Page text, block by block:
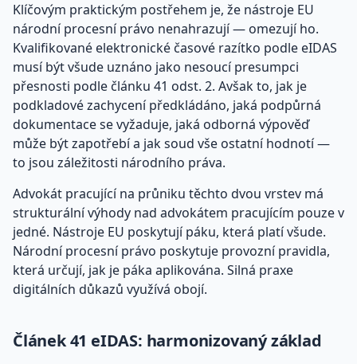
Klíčovým praktickým postřehem je, že nástroje EU
národní procesní právo nenahrazují — omezují ho.
Kvalifikované elektronické časové razítko podle eIDAS
musí být všude uznáno jako nesoucí presumpci
přesnosti podle článku 41 odst. 2. Avšak to, jak je
podkladové zachycení předkládáno, jaká podpůrná
dokumentace se vyžaduje, jaká odborná výpověď
může být zapotřebí a jak soud vše ostatní hodnotí —
to jsou záležitosti národního práva.
Advokát pracující na průniku těchto dvou vrstev má
strukturální výhody nad advokátem pracujícím pouze v
jedné. Nástroje EU poskytují páku, která platí všude.
Národní procesní právo poskytuje provozní pravidla,
která určují, jak je páka aplikována. Silná praxe
digitálních důkazů využívá obojí.
Článek 41 eIDAS: harmonizovaný základ